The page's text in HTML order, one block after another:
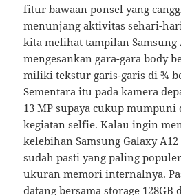
fitur bawaan ponsel yang
menunjang aktivitas sehari-
kita melihat tampilan Samsung
mengesankan gara-gara body
miliki tekstur garis-garis di ¾
Sementara itu pada kamera
13 MP supaya cukup
kegiatan selfie. Kalau ingin
kelebihan Samsung Galaxy
sudah pasti yang paling
ukuran memori internalnya.
datang bersama storage 128GB